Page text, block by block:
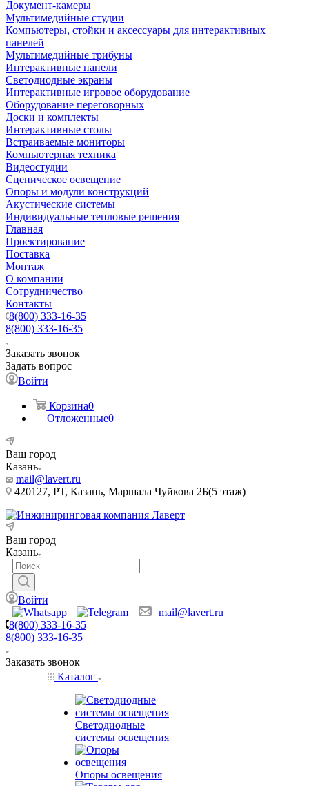
Документ-камеры
Мультимедийные студии
Компьютеры, стойки и аксессуары для интерактивных
панелей
Мультимедийные трибуны
Интерактивные панели
Светодиодные экраны
Интерактивные игровое оборудование
Оборудование переговорных
Доски и комплекты
Интерактивные столы
Встраиваемые мониторы
Компьютерная техника
Видеостудии
Cценическое освещение
Опоры и модули конструкций
Акустические системы
Индивидуальные тепловые решения
Главная
Проектирование
Поставка
Монтаж
О компании
Сотрудничество
Контакты
8(800) 333-16-35
8(800) 333-16-35
Заказать звонок
Задать вопрос
Войти
Корзина0
Отложенные0
Ваш город
Казань
mail@lavert.ru
420127, РТ, Казань, Маршала Чуйкова 2Б(5 этаж)
Ваш город
Казань
Войти
mail@lavert.ru
8(800) 333-16-35
8(800) 333-16-35
Заказать звонок
Каталог
Светодиодные
системы освещения
Опоры освещения